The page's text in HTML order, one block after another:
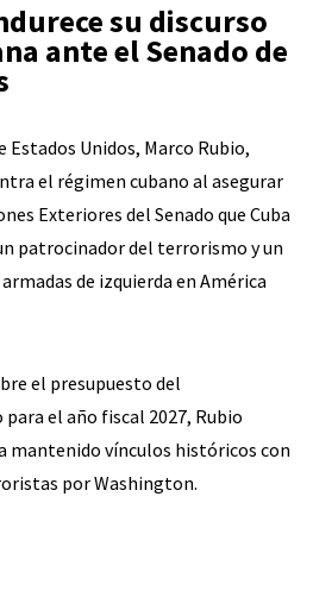
su discurso
ante el Senado de
Estados Unidos, Marco Rubio,
el régimen cubano al asegurar
Exteriores del Senado que Cuba
patrocinador del terrorismo y un
de izquierda en América
el presupuesto del
el año fiscal 2027, Rubio
mantenido vínculos históricos con
por Washington.